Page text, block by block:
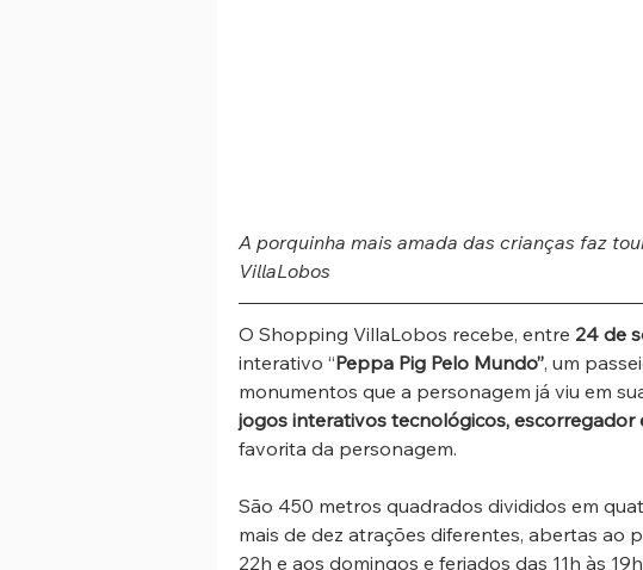
A porquinha mais amada das crianças faz
VillaLobos
O Shopping VillaLobos recebe, entre 24 de
interativo “Peppa Pig Pelo Mundo”, um
monumentos que a personagem já viu em
jogos interativos tecnológicos, escorregador
favorita da personagem.
São 450 metros quadrados divididos em
mais de dez atrações diferentes, abertas ao
22h e aos domingos e feriados das 11h às